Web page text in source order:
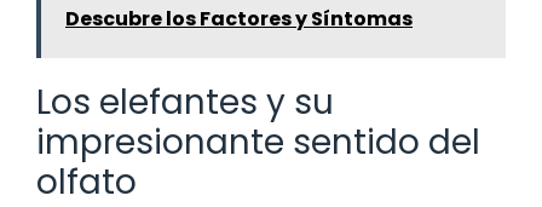
Descubre los Factores y Síntomas
Los elefantes y su
impresionante sentido del
olfato